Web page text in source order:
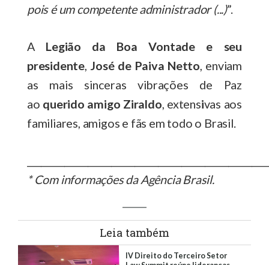
pois é um competente administrador (...)”.
A Legião da Boa Vontade e seu
presidente, José de Paiva Netto, enviam
as mais sinceras vibrações de Paz
ao querido amigo Ziraldo, extensivas aos
familiares, amigos e fãs em todo o Brasil.
* Com informações da Agência Brasil.
Leia também
IV Direito do Terceiro Setor